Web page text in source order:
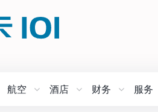
航空 酒店 财务 服务